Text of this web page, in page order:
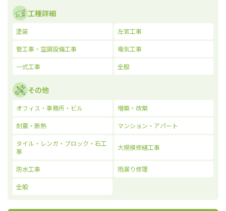
工種詳細
塗装 左官工事
管工事・空調設備工事 電気工事
一式工事 全般
その他
オフィス・事務所・ビル 増築・改築
耐震・断熱 マンション・アパート
タイル・レンガ・ブロック・石工
事
大規模修繕工事
防水工事 雨漏り修理
全般